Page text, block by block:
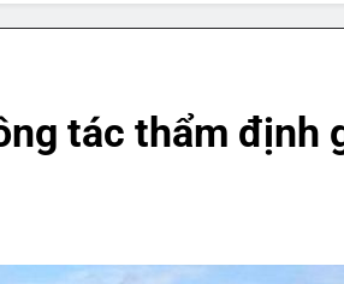
tác thẩm định